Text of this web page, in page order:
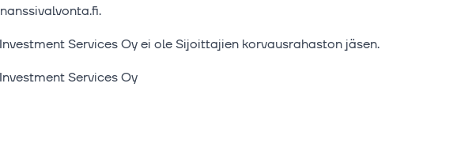
Services Oy ei ole Sijoittajien korvausrahaston jäsen.
Services Oy